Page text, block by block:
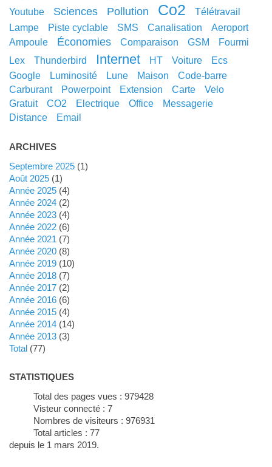
youtube
sciences pollution co2
télétravail
lampe
piste cyclable SMS canalisation
aeroport
ampoule
économies comparaison GSM
fourmi
lex
thunderbird internet HT voiture
ecs
google
luminosité lune maison
code-barre
carburant
powerpoint extension carte
velo
gratuit
CO2 electrique office
messagerie
distance
email
ARCHIVES
septembre 2025(1)
août 2025(1)
année 2025(4)
année 2024(2)
année 2023(4)
année 2022(6)
année 2021 (7)
année 2020(8)
année 2019(10)
année 2018(7)
année 2017(2)
année 2016(6)
année 2015(4)
année 2014(14)
année 2013(3)
total (77)
STATISTIQUES
Total des pages vues : 979428
Visteur connecté : 7
Nombres de visiteurs : 976931
Total articles : 77
depuis le 1 mars 2019.